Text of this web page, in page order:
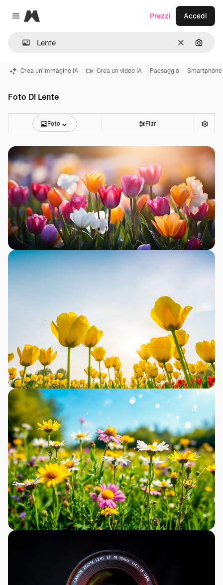
Close menu
Magnific
CancellaCerca
Prezzi Accedi
Crea un'immagine IA Crea un video IA Paesaggio Smartphone
Foto Di Lente
Foto Filtri